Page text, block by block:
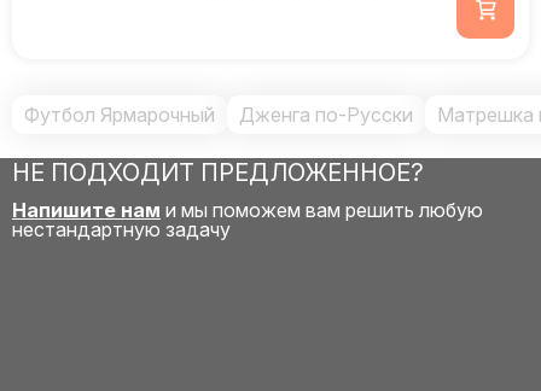
Футбол Ярмарочный Дженга по-Русски Матрешка
НЕ ПОДХОДИТ ПРЕДЛОЖЕННОЕ?
Напишите нам и мы поможем вам решить любую
нестандартную задачу